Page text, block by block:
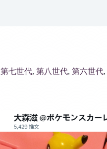
第七世代, 第八世代, 第六世代,